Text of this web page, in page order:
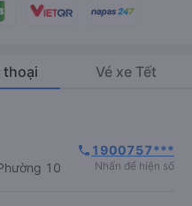
thoại Vé xe Tết
10
phone 1900757***
Nhấn để hiện số